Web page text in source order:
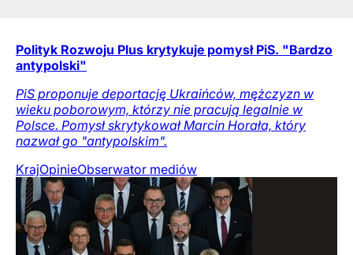
Polityk Rozwoju Plus krytykuje pomysł PiS. "Bardzo
antypolski"
PiS proponuje deportację Ukraińców, mężczyzn w
wieku poborowym, którzy nie pracują legalnie w
Polsce. Pomysł skrytykował Marcin Horała, który
nazwał go "antypolskim".
KrajOpinieObserwator mediów